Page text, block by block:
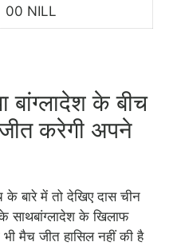
00 NILL
बांग्लादेश के बीच
करेगी अपने
बारे में तो देखिए दास चीन
साथबांग्लादेश के खिलाफ
मैच जीत हासिल नहीं की है